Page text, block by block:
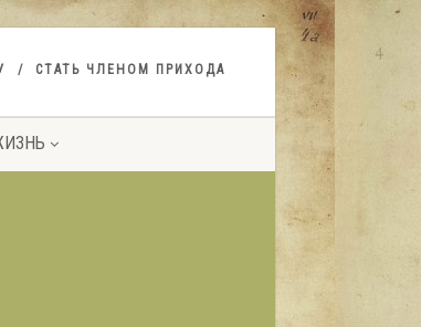
СТАТЬ ЧЛЕНОМ ПРИХОДА